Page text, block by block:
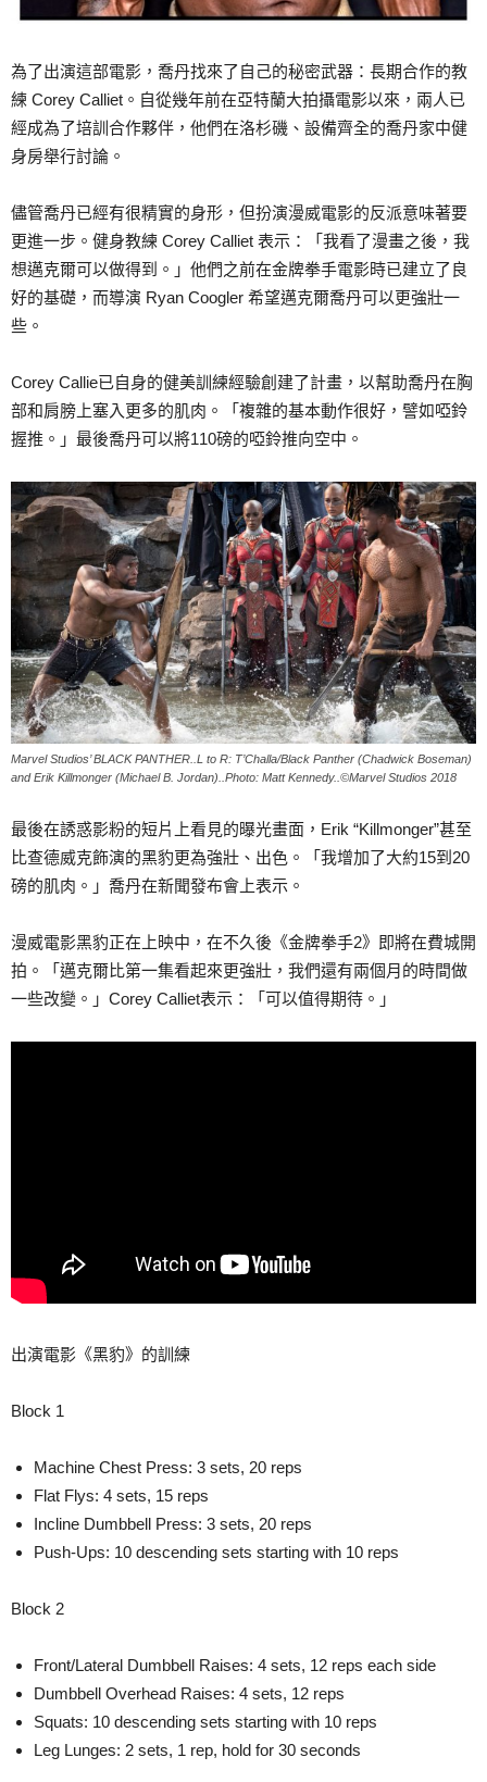
為了出演這部電影，喬丹找來了自己的秘密武器：長期合作的教
練 Corey Calliet。自從幾年前在亞特蘭大拍攝電影以來，兩人已
經成為了培訓合作夥伴，他們在洛杉磯、設備齊全的喬丹家中健
身房舉行討論。
儘管喬丹已經有很精實的身形，但扮演漫威電影的反派意味著要
更進一步。健身教練 Corey Calliet 表示：「我看了漫畫之後，我
想邁克爾可以做得到。」他們之前在金牌拳手電影時已建立了良
好的基礎，而導演 Ryan Coogler 希望邁克爾喬丹可以更強壯一
些。
Corey Callie已自身的健美訓練經驗創建了計畫，以幫助喬丹在胸
部和肩膀上塞入更多的肌肉。「複雜的基本動作很好，譬如啞鈴
握推。」最後喬丹可以將110磅的啞鈴推向空中。
Marvel Studios’ BLACK PANTHER..L to R: T’Challa/Black Panther (Chadwick Boseman)
and Erik Killmonger (Michael B. Jordan)..Photo: Matt Kennedy..©Marvel Studios 2018
最後在誘惑影粉的短片上看見的曝光畫面，Erik “Killmonger”甚至
比查德威克飾演的黑豹更為強壯、出色。「我增加了大約15到20
磅的肌肉。」喬丹在新聞發布會上表示。
漫威電影黑豹正在上映中，在不久後《金牌拳手2》即將在費城開
拍。「邁克爾比第一集看起來更強壯，我們還有兩個月的時間做
一些改變。」Corey Calliet表示：「可以值得期待。」
出演電影《黑豹》的訓練
Block 1
Machine Chest Press: 3 sets, 20 reps
Flat Flys: 4 sets, 15 reps
Incline Dumbbell Press: 3 sets, 20 reps
Push-Ups: 10 descending sets starting with 10 reps
Block 2
Front/Lateral Dumbbell Raises: 4 sets, 12 reps each side
Dumbbell Overhead Raises: 4 sets, 12 reps
Squats: 10 descending sets starting with 10 reps
Leg Lunges: 2 sets, 1 rep, hold for 30 seconds